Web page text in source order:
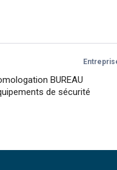
BUREAU
de sécurité